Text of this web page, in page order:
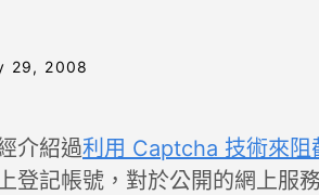
29, 2008
介紹過利用 Captcha 技術來阻
登記帳號，對於公開的網上服